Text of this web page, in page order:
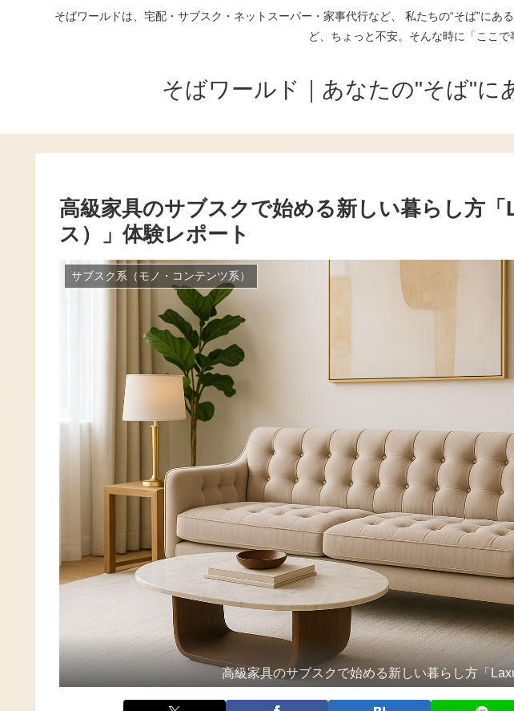
そばワールドは、宅配・サブスク・ネットスーパー・家事代行など、 私たちの“そば”に
ど、ちょっと不安。そんな時に「ここ
そばワールド｜あなたの"そば"に
高級家具のサブスクで始める新しい暮らし方
ス）」体験レポート
サブスク系（モノ・コンテンツ系）
高級家具のサブスクで始める新しい暮らし方「